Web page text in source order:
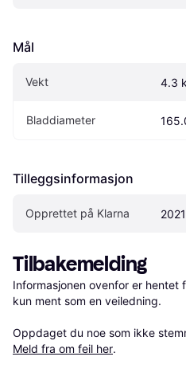
Mål
Vekt 4.3
Bladdiameter
Tilleggsinformasjon
Opprettet på Klarna
Tilbakemelding
Informasjonen ovenfor er hentet
kun ment som en veiledning.
Oppdaget du noe som ikke
Meld fra om feil her.